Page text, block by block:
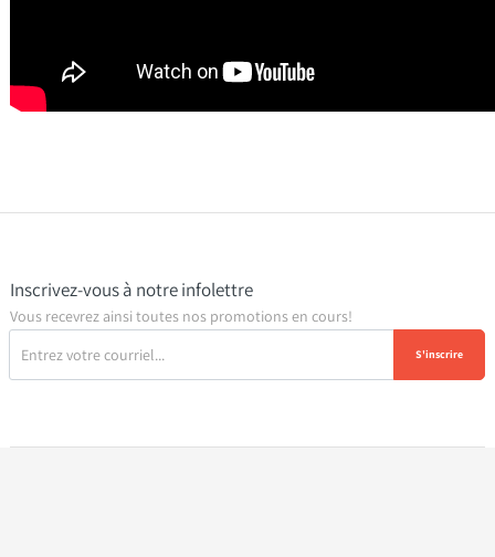
Inscrivez-vous à notre infolettre
Vous recevrez ainsi toutes nos promotions en cours!
S'inscrire